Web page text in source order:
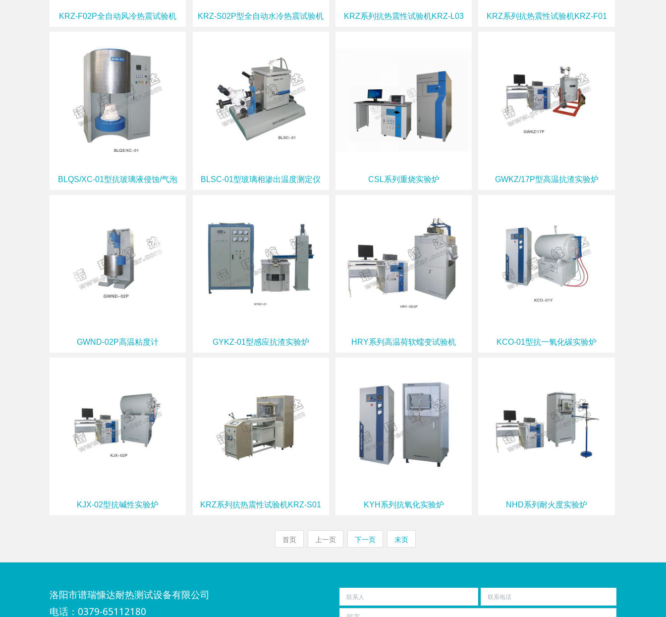
KRZ-F02P全自动风冷热震试验机 KRZ-S02P型全自动水冷热震试验机 KRZ系列抗热震性试验机KRZ-L03 KRZ系列抗热震性试验机KRZ-F01
BLQS/XC-01型抗玻璃液侵蚀/气泡 BLSC-01型玻璃相渗出温度测定仪 CSL系列重烧实验炉 GWKZ/17P型高温抗渣实验炉
GWND-02P高温粘度计 GYKZ-01型感应抗渣实验炉 HRY系列高温荷软蠕变试验机 KCO-01型抗一氧化碳实验炉
KJX-02型抗碱性实验炉 KRZ系列抗热震性试验机KRZ-S01 KYH系列抗氧化实验炉 NHD系列耐火度实验炉
首页 上一页 下一页 末页
洛阳市谱瑞慷达耐热测试设备有限公司
电话：0379-65112180